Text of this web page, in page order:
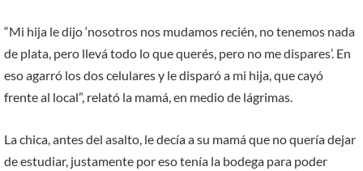
“Mi hija le dijo ‘nosotros nos mudamos recién, no tenemos nada
de plata, pero llevá todo lo que querés, pero no me dispares’. En
eso agarró los dos celulares y le disparó a mi hija, que cayó
frente al local”, relató la mamá, en medio de lágrimas.
La chica, antes del asalto, le decía a su mamá que no quería dejar
de estudiar, justamente por eso tenía la bodega para poder